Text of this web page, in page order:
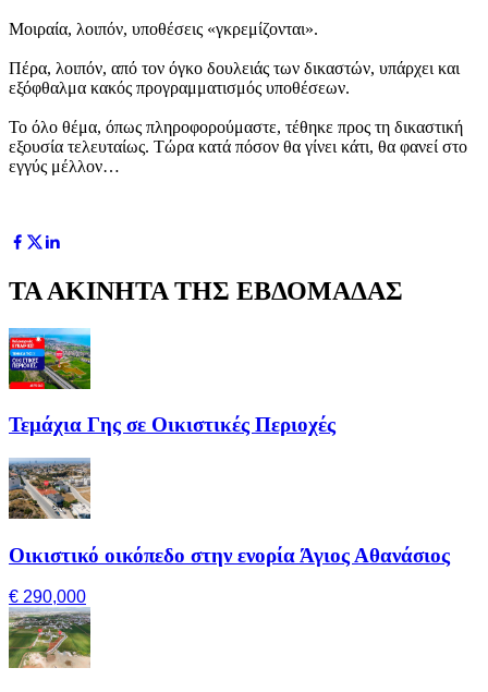
Μοιραία, λοιπόν, υποθέσεις «γκρεμίζονται».
Πέρα, λοιπόν, από τον όγκο δουλειάς των δικαστών, υπάρχει και
εξόφθαλμα κακός προγραμματισμός υποθέσεων.
Το όλο θέμα, όπως πληροφορούμαστε, τέθηκε προς τη δικαστική
εξουσία τελευταίως. Τώρα κατά πόσον θα γίνει κάτι, θα φανεί στο
εγγύς μέλλον…
ΤΑ ΑΚΙΝΗΤΑ ΤΗΣ ΕΒΔΟΜΑΔΑΣ
Τεμάχια Γης σε Οικιστικές Περιοχές
Οικιστικό οικόπεδο στην ενορία Άγιος Αθανάσιος
€ 290,000